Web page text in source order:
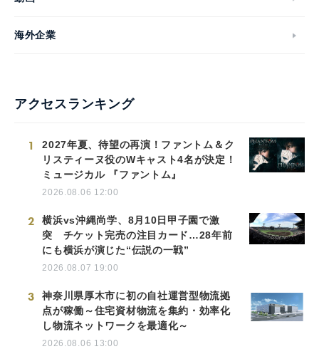
海外企業
アクセスランキング
1
2027年夏、待望の再演！ファントム＆ク
リスティーヌ役のWキャスト4名が決定！
ミュージカル 『ファントム』
2026.08.06 12:00
2
横浜vs沖縄尚学、8月10日甲子園で激
突 チケット完売の注目カード…28年前
にも横浜が演じた“伝説の一戦”
2026.08.07 19:00
3
神奈川県厚木市に初の自社運営型物流拠
点が稼働～住宅資材物流を集約・効率化
し物流ネットワークを最適化～
2026.08.06 13:00